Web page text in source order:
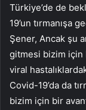
Türkiye’de de
19’un tırmanışa
Şener, Ancak şu
gitmesi bizim için
viral
Covid-19’da da
bizim için bir